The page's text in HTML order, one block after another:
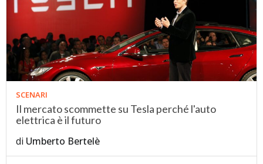
SCENARI
Il mercato scommette su Tesla perché l'auto
elettrica è il futuro
di Umberto Bertelè